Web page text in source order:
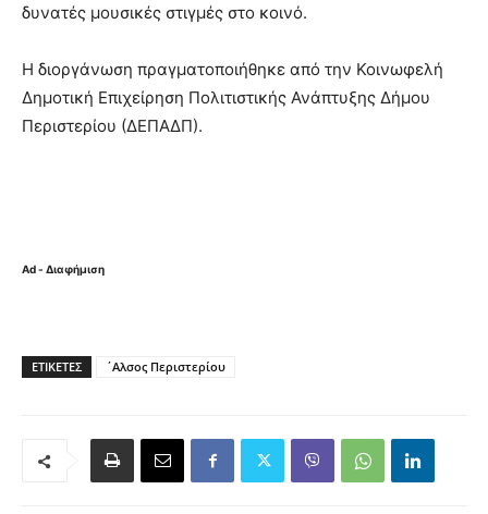
δυνατές μουσικές στιγμές στο κοινό.
Η διοργάνωση πραγματοποιήθηκε από την Κοινωφελή
Δημοτική Επιχείρηση Πολιτιστικής Ανάπτυξης Δήμου
Περιστερίου (ΔΕΠΑΔΠ).
Ad - Διαφήμιση
ΕΤΙΚΈΤΕΣ ΄Αλσος Περιστερίου